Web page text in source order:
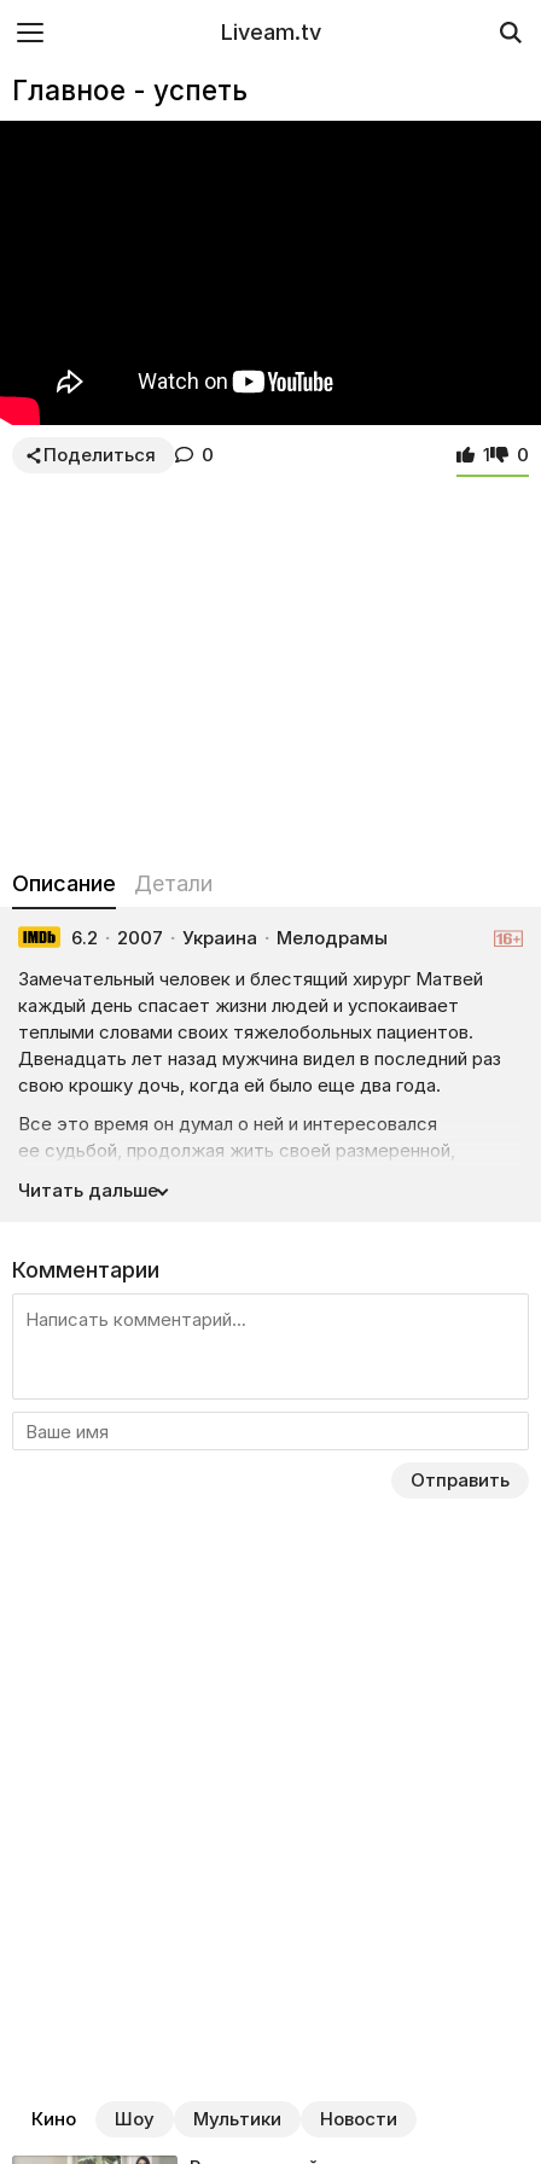
Liveam.tv
Главное - успеть
Поделиться 0 1 0
Описание Детали
6.2 · 2007 · Украина · Мелодрамы
Замечательный человек и блестящий хирург Матвей
каждый день спасает жизни людей и успокаивает
теплыми словами своих тяжелобольных пациентов.
Двенадцать лет назад мужчина видел в последний раз
свою крошку дочь, когда ей было еще два года.
Все это время он думал о ней и интересовался
ее судьбой, продолжая жить своей размеренной,
на пороге его дома неожиданно появилась
и бабушке. Разбалованная, агрессивная и взбалмошная
девочка с тяжелым характером и своим категоричным
мнением была настроена против всего мира.
не виделась почти все это время. Мужчина начинает
познавать все навыки воспитания и капризы переходного
возраста.
В этот момент в небольшой городок приезжает бывшая
Читать дальше
Комментарии
Отправить
Кино Шоу Мультики Новости